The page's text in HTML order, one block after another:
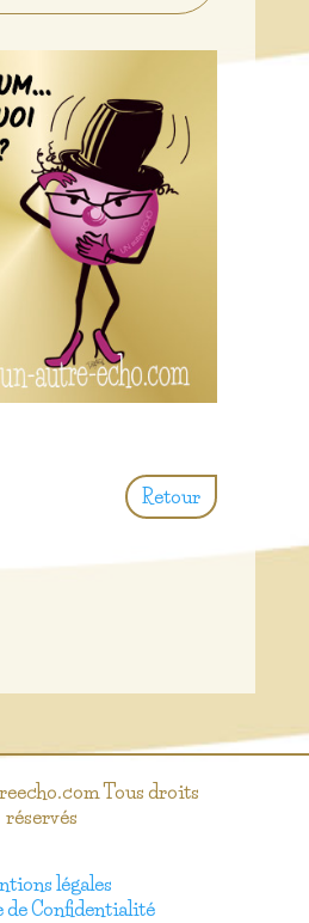
Retour
Tous droits
réservés
légales
de Confidentialité